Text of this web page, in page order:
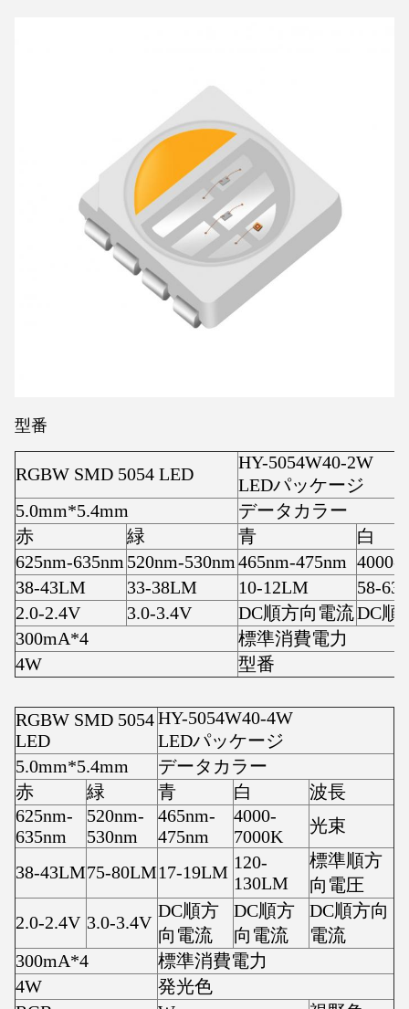
型番
RGBW SMD 5054 LED
HY-5054W40-2W
LEDパッケージ
5.0mm*5.4mm
データカラー
赤
緑 青
白
625nm-635nm 520nm-530nm 465nm-475nm 4000-
38-43LM
33-38LM 10-12LM
58-
2.0-2.4V
3.0-3.4V DC順方向電流DC順
300mA*4
標準消費電力
4W
型番
RGBW SMD 5054
LED
HY-5054W40-4W
LEDパッケージ
5.0mm*5.4mm
データカラー
赤
緑 青 白
波長
625nm-
635nm
520nm-
530nm
465nm-
475nm
4000-
7000K
光束
38-43LM75-80LM17-19LM 120-
130LM
標準順方
向電圧
2.0-2.4V 3.0-3.4V
DC順方
向電流
DC順方
向電流
DC順方向
電流
300mA*4
標準消費電力
4W
発光色